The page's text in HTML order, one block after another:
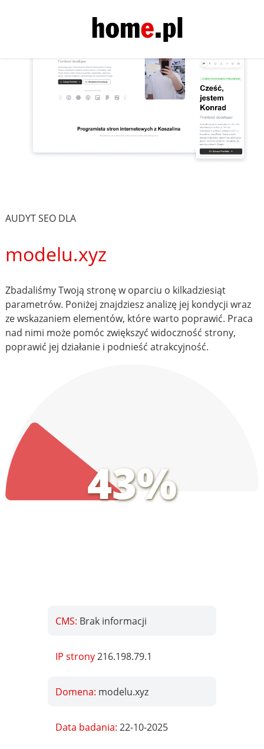
AUDYT SEO DLA
modelu.xyz
Zbadaliśmy Twoją stronę w oparciu o kilkadziesiąt
parametrów. Poniżej znajdziesz analizę jej kondycji wraz
ze wskazaniem elementów, które warto poprawić. Praca
nad nimi może pomóc zwiększyć widoczność strony,
poprawić jej działanie i podnieść atrakcyjność.
43%
CMS: Brak informacji
IP strony216.198.79.1
Domena: modelu.xyz
Data badania:22-10-2025